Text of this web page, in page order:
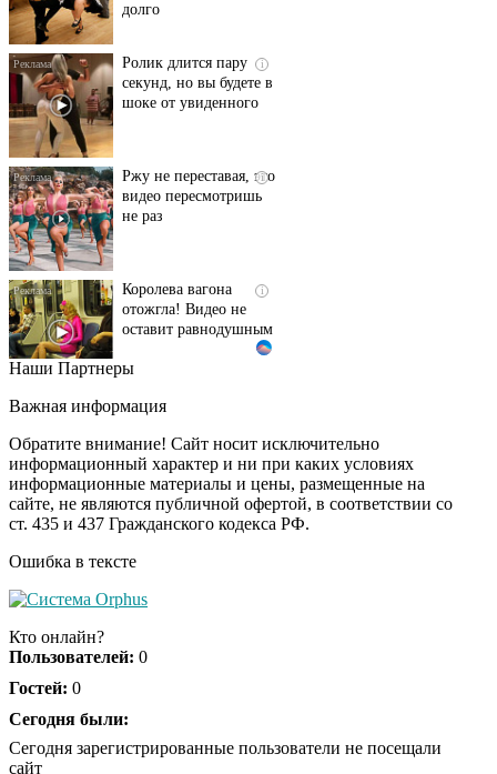
секунд, но вы будете в
шоке от увиденного
видео пересмотришь
не раз
отожгла! Видео не
оставит равнодушным
Этот танец невесты
Пересмотрела 10 раз
i
Ролик из Омска: вы
будете смеяться долго
Наши Партнеры
Важная информация
Обратите внимание! Сайт носит исключительно
информационный характер и ни при каких условиях
информационные материалы и цены, размещенные на
сайте, не являются публичной офертой, в соответствии со
ст. 435 и 437 Гражданского кодекса РФ.
Ошибка в тексте
Кто онлайн?
Пользователей: 0
Гостей: 0
Сегодня были:
Сегодня зарегистрированные пользователи не посещали
сайт